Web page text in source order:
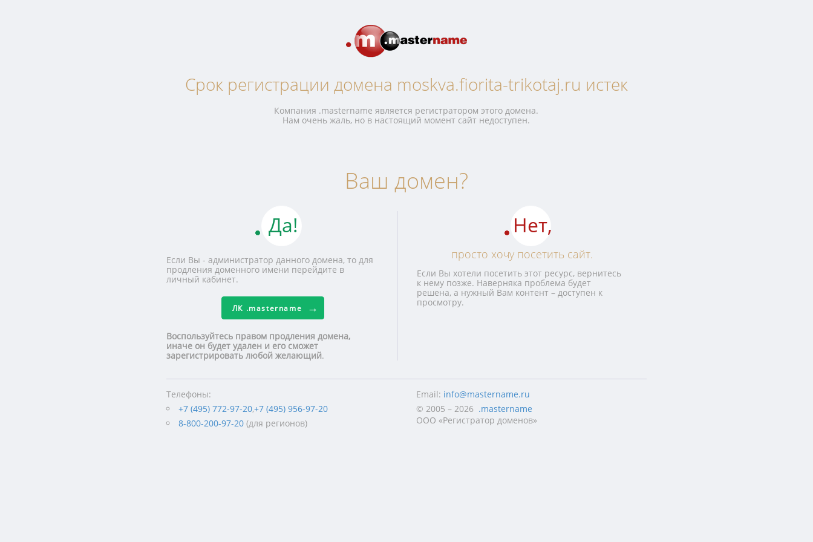
Срок регистрации домена moskva.fiorita-trikotaj.ru истек
Компания .mastername является регистратором этого домена.
Нам очень жаль, но в настоящий момент сайт недоступен.
Ваш домен?
Да!
Если Вы - администратор данного домена, то для
продления доменного имени перейдите в
личный кабинет.
ЛК .mastername
Воспользуйтесь правом продления домена,
иначе он будет удален и его сможет
зарегистрировать любой желающий.
Нет,
просто хочу посетить сайт.
Если Вы хотели посетить этот ресурс, вернитесь
к нему позже. Наверняка проблема будет
решена, а нужный Вам контент – доступен к
просмотру.
Телефоны:
+7 (495) 772-97-20,+7 (495) 956-97-20
8-800-200-97-20 (для регионов)
Email: info@mastername.ru
© 2005 – 2026 .mastername
ООО «Регистратор доменов»